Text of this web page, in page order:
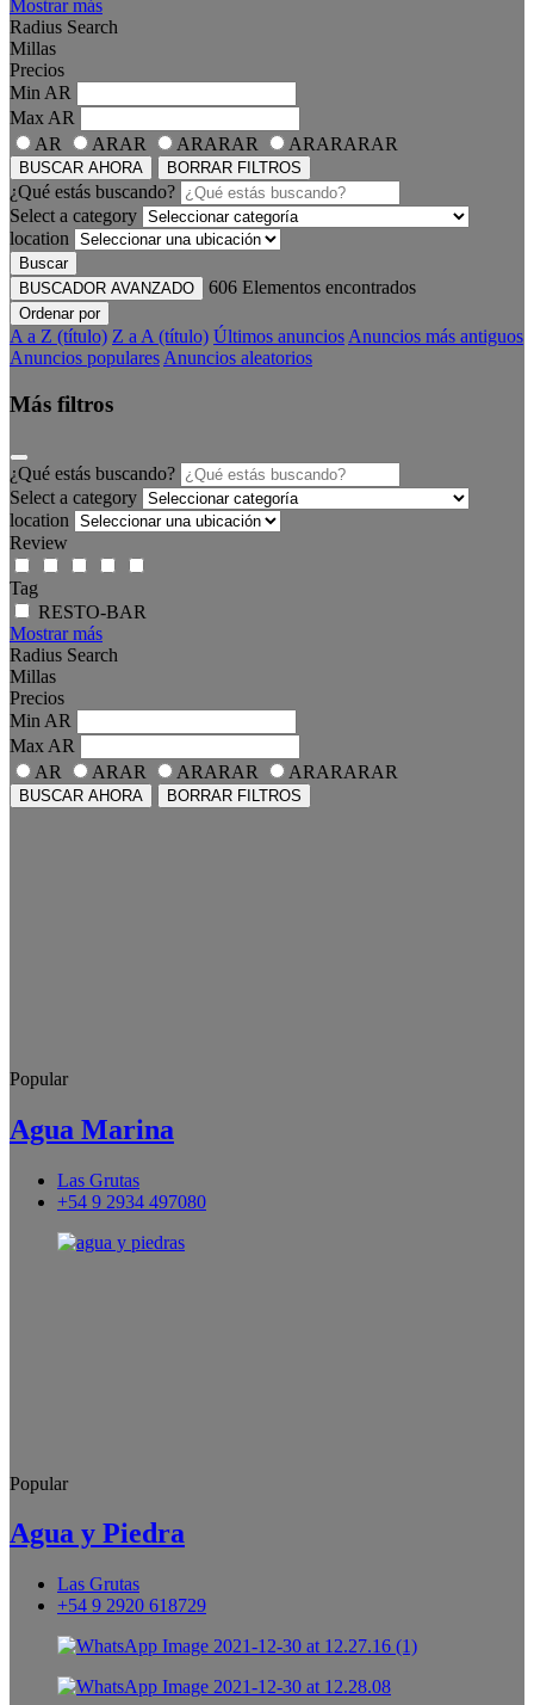
Mostrar más
Radius Search
Millas
Precios
Min AR
Max AR
AR
ARAR ARARAR ARARARAR
BUSCAR AHORA BORRAR FILTROS
¿Qué estás buscando?
Select a category
location
Buscar
BUSCADOR AVANZADO
606 Elementos encontrados
Ordenar por
A a Z (título) Z a A (título) Últimos anuncios Anuncios más antiguos
Anuncios populares Anuncios aleatorios
Más filtros
¿Qué estás buscando?
Select a category
location
Review
Tag
RESTO-BAR
Mostrar más
Radius Search
Millas
Precios
Min AR
Max AR
AR
ARAR ARARAR ARARARAR
BUSCAR AHORA BORRAR FILTROS
Popular
Agua Marina
Las Grutas
+54 9 2934 497080
Popular
Agua y Piedra
Las Grutas
+54 9 2920 618729